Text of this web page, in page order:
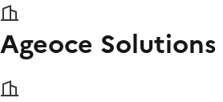
Ageoce Solutions